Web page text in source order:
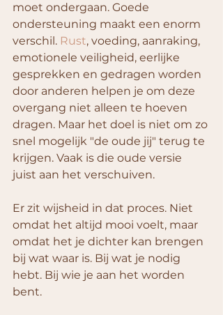
moet ondergaan. Goede
ondersteuning maakt een enorm
verschil. Rust, voeding, aanraking,
emotionele veiligheid, eerlijke
gesprekken en gedragen worden
door anderen helpen je om deze
overgang niet alleen te hoeven
dragen. Maar het doel is niet om zo
snel mogelijk "de oude jij" terug te
krijgen. Vaak is die oude versie
juist aan het verschuiven.
Er zit wijsheid in dat proces. Niet
omdat het altijd mooi voelt, maar
omdat het je dichter kan brengen
bij wat waar is. Bij wat je nodig
hebt. Bij wie je aan het worden
bent.